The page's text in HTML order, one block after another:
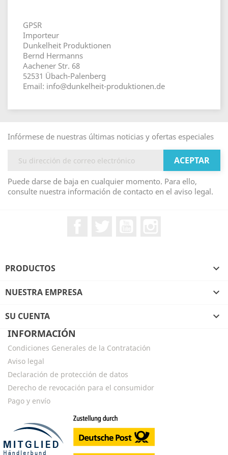
GPSR
Importeur
Dunkelheit Produktionen
Bernd Hermanns
Aachener Str. 68
52531 Übach-Palenberg
Email: info@dunkelheit-produktionen.de
Infórmese de nuestras últimas noticias y ofertas especiales
Puede darse de baja en cualquier momento. Para ello,
consulte nuestra información de contacto en el aviso legal.
PRODUCTOS 
NUESTRA EMPRESA 
SU CUENTA

INFORMACIÓN
Condiciones Generales de la Contratación
Aviso legal
Declaración de protección de datos
Derecho de revocación para el consumidor
Pago y envío